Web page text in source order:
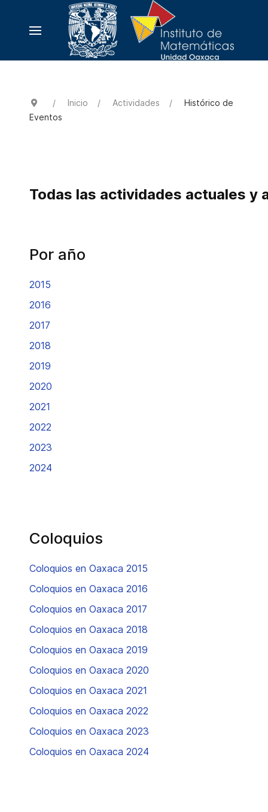
Inicio Actividades
Histórico de
Eventos
Todas las actividades actuales y
Por año
2015
2016
2017
2018
2019
2020
2021
2022
2023
2024
Coloquios
Coloquios en Oaxaca 2015
Coloquios en Oaxaca 2016
Coloquios en Oaxaca 2017
Coloquios en Oaxaca 2018
Coloquios en Oaxaca 2019
Coloquios en Oaxaca 2020
Coloquios en Oaxaca 2021
Coloquios en Oaxaca 2022
Coloquios en Oaxaca 2023
Coloquios en Oaxaca 2024